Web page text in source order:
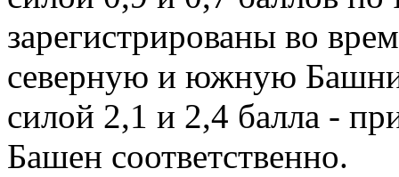
зарегистрированы во
северную и южную Башни
силой 2,1 и 2,4 балла -
Башен соответственно.